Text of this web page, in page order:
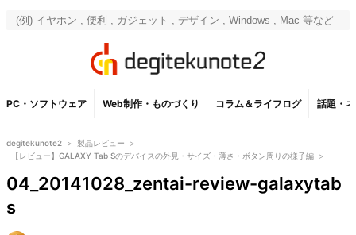
PC・ソフトウェア Web制作・ものづくり コラム＆ライフログ 話題・
degitekunote2 > 製品レビュー
>
【レビュー】GALAXY Tab Sのデバイスの外見・サイズ・薄さ・ボタン周りの様子編 >
04_20141028_zentai-review-galaxytab
s